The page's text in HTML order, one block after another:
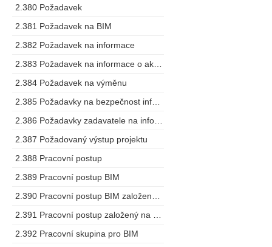
2.380 Požadavek
2.381 Požadavek na BIM
2.382 Požadavek na informace
2.384 Požadavek na výměnu
2.387 Požadovaný výstup projektu
2.388 Pracovní postup
2.389 Pracovní postup BIM
2.392 Pracovní skupina pro BIM